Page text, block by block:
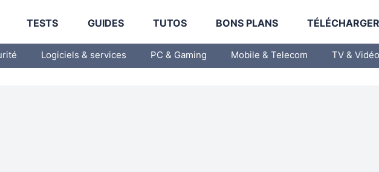
TESTS GUIDES TUTOS BONS PLANS
Logiciels & services PC & Gaming Mobile & Telecom TV & Vidéo